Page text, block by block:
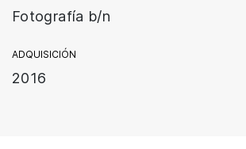
Fotografía b/n
ADQUISICIÓN
2016